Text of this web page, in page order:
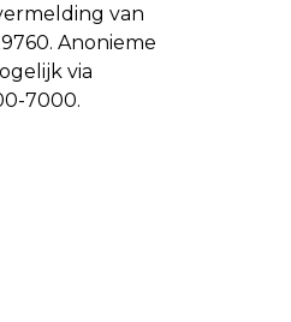
van
Anonieme
via
7000.